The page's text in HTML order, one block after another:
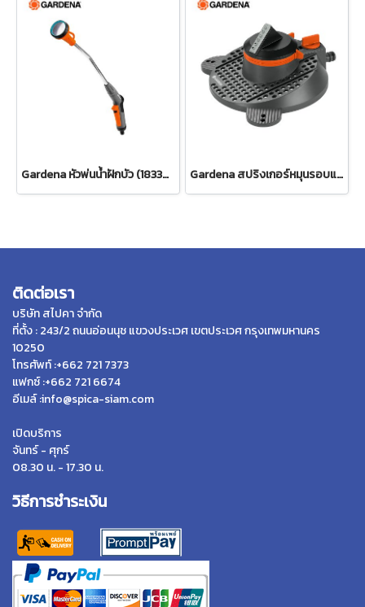
Gardena หัวพ่นน้ำฝักบัว (18330-20) Gardena สปริงเกอร์หมุนรอบแบบปรับได้ Tango (02065-20)
ติดต่อเรา
บริษัท สไปคา จำกัด
ที่ตั้ง : 243/2 ถนนอ่อนนุช แขวงประเวศ เขตประเวศ กรุงเทพมหานคร
10250
โทรศัพท์ :+662 721 7373
แฟกซ์ :+662 721 6674
อีเมล์ :info@spica-siam.com
เปิดบริการ
จันทร์ - ศุกร์
08.30 น. - 17.30 น.
วิธีการชำระเงิน